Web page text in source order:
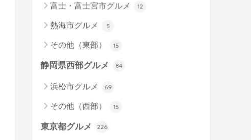
富士・富士宮市グルメ 12
熱海市グルメ 5
その他（東部） 15
静岡県西部グルメ 84
浜松市グルメ 69
その他（西部） 15
東京都グルメ 226